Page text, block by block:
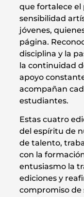
que fortalece el
sensibilidad
jóvenes,
página.
disciplina y la
la continuidad
apoyo
acompañan
estudiantes.
Estas cuatro
del espíritu de
de talento,
con la
entusiasmo la
ediciones y
compromiso de